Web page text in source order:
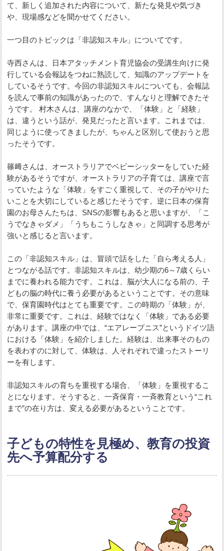
て、新しく追加された内容について、新たな発見や気づき
や、現場感などを聞かせてください。
一つ目のトピックは「非認知スキル」についてです。
寺西さんは、日本アタッチメント育児協会の受講生向けに発
行している会報誌をつねに熟読して、知識のアップデートを
しているそうです。今回の非認知スキルについても、会報誌
を読んで事前の知識があったので、すんなりと理解できたそ
うです。 村木さんは、講座のなかで、「体験」と「経験」
は、違うという話が、発見だったと言います。これまでは、
同じように使ってきましたが、ちゃんと区別して使おうと思
ったそうです。
篠﨑さんは、オーストラリアでベビーシッターをしていた経
験があるそうですが、オーストラリアの子育ては、講座で言
っていたような「体験」をすごく重視して、その子がやりた
いことを大切にしていると感じたそうです。逆に日本の保育
園のお母さんたちは、SNSの影響もあると思いますが、「こ
うでなきゃダメ」「うちもこうしなきゃ」と同調する思考が
強いと感じると言います。
この「非認知スキル」は、冒頭で話をした「自ら考える人」
とつながる話です。非認知スキルは、幼少期の6～7歳くらい
までに養われる能力です。これは、脳が大人になる前の、子
どもの脳の時代に養う必要があるということです。その意味
で、保育園時代はとても重要です。この時期の「体験」が、
非常に重要です。これは、経験ではなく「体験」である必要
があります。講座の中では、“エアレープニス”というドイツ語
における「体験」を紹介しました。経験は、出来事そのもの
を表わすのに対して、体験は、人それぞれで違ったストーリ
ーを有します。
非認知スキルの育ちを重視する場合、「体験」を重視するこ
とになります。そうすると、一斉保育・一斉教育という“これ
まで”の在り方は、変える必要があるということです。
子どもの特性を見極め、教育の投資
先へ予算配分する